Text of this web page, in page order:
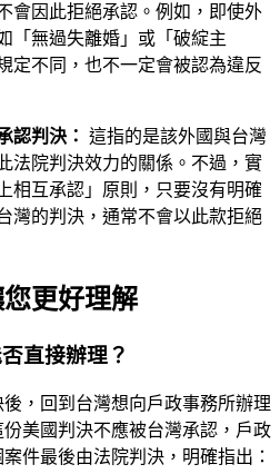
會因此拒絕承認。例如，即使外
「無過失離婚」或「破綻主
定不同，也不一定會被認為違反
認判決： 這指的是該外國與台灣
法院判決效力的關係。不過，實
相互承認」原則，只要沒有明確
灣的判決，通常不會以此款拒絕
更好理解
直接辦理？
，回到台灣想向戶政事務所辦理
美國判決不應被台灣承認，戶政
件最後由法院判決，明確指出：